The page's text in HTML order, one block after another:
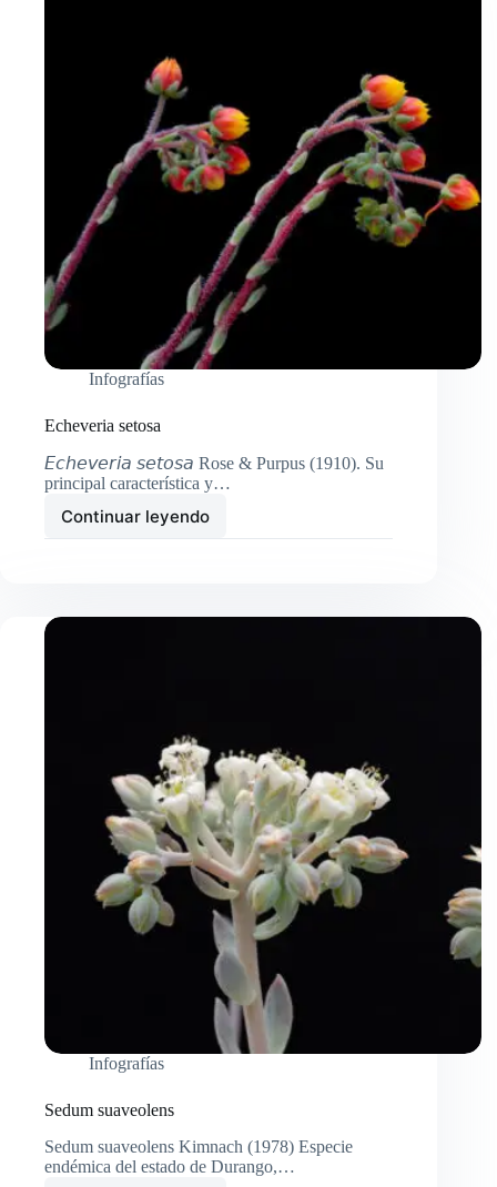
Infografías
Echeveria setosa
𝘌𝘤𝘩𝘦𝘷𝘦𝘳𝘪𝘢 𝘴𝘦𝘵𝘰𝘴𝘢 Rose & Purpus (1910). Su
principal característica y…
Continuar leyendo
Echeveria
setosa
Infografías
Sedum suaveolens
Sedum suaveolens Kimnach (1978) Especie
endémica del estado de Durango,…